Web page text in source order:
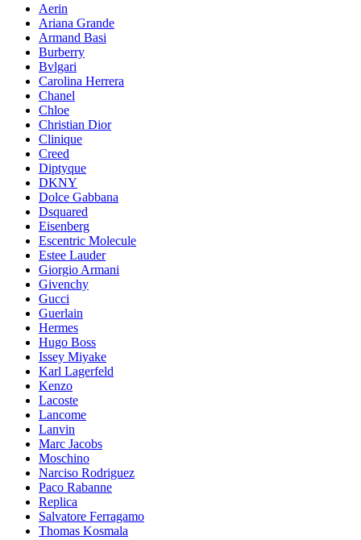
Aerin
Ariana Grande
Armand Basi
Burberry
Bvlgari
Carolina Herrera
Chanel
Chloe
Christian Dior
Clinique
Creed
Diptyque
DKNY
Dolce Gabbana
Dsquared
Eisenberg
Escentric Molecule
Estee Lauder
Giorgio Armani
Givenchy
Gucci
Guerlain
Hermes
Hugo Boss
Issey Miyake
Karl Lagerfeld
Kenzo
Lacoste
Lancome
Lanvin
Marc Jacobs
Moschino
Narciso Rodriguez
Paco Rabanne
Replica
Salvatore Ferragamo
Thomas Kosmala